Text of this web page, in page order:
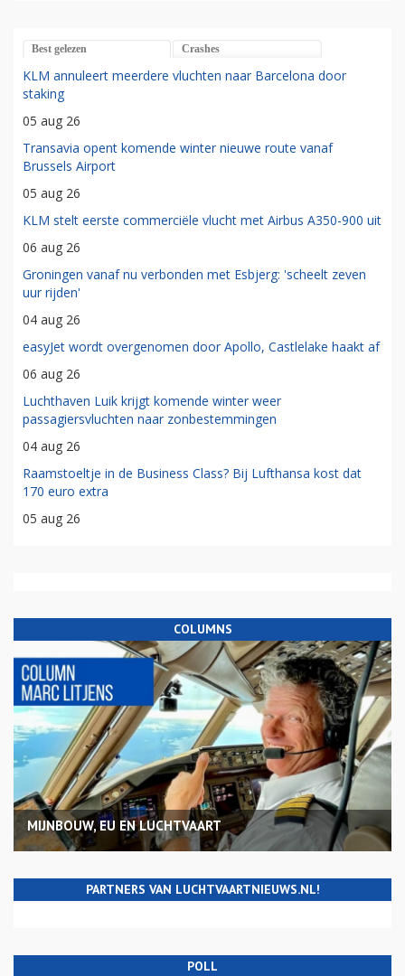
Best gelezen Crashes
KLM annuleert meerdere vluchten naar Barcelona door
staking
05 aug 26
Transavia opent komende winter nieuwe route vanaf
Brussels Airport
05 aug 26
KLM stelt eerste commerciële vlucht met Airbus A350-900 uit
06 aug 26
Groningen vanaf nu verbonden met Esbjerg: 'scheelt zeven
uur rijden'
04 aug 26
easyJet wordt overgenomen door Apollo, Castlelake haakt af
06 aug 26
Luchthaven Luik krijgt komende winter weer
passagiersvluchten naar zonbestemmingen
04 aug 26
Raamstoeltje in de Business Class? Bij Lufthansa kost dat
170 euro extra
05 aug 26
COLUMNS
MIJNBOUW, EU EN LUCHTVAART
PARTNERS VAN LUCHTVAARTNIEUWS.NL!
POLL